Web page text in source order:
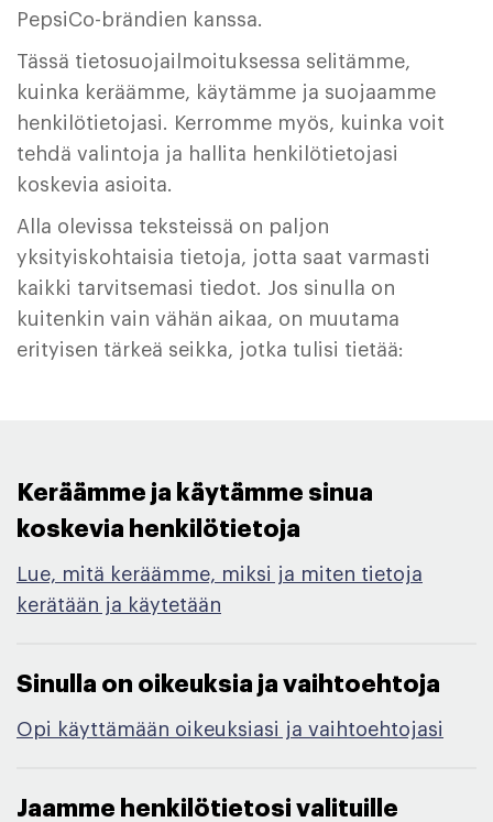
PepsiCo-brändien kanssa.
Tässä tietosuojailmoituksessa selitämme,
kuinka keräämme, käytämme ja suojaamme
henkilötietojasi. Kerromme myös, kuinka voit
tehdä valintoja ja hallita henkilötietojasi
koskevia asioita.
Alla olevissa teksteissä on paljon
yksityiskohtaisia tietoja, jotta saat varmasti
kaikki tarvitsemasi tiedot. Jos sinulla on
kuitenkin vain vähän aikaa, on muutama
erityisen tärkeä seikka, jotka tulisi tietää:
Keräämme ja käytämme sinua
koskevia henkilötietoja ​
Lue, mitä keräämme, miksi ja miten tietoja
kerätään ja käytetään
Sinulla on oikeuksia ja vaihtoehtoja​
Opi käyttämään oikeuksiasi ja vaihtoehtojasi
Jaamme henkilötietosi valituille